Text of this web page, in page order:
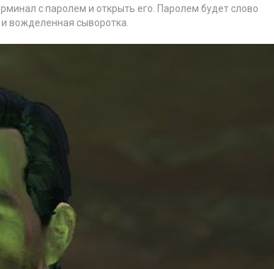
с паролем и открыть его. Паролем будет слово
вожделенная сыворотка.